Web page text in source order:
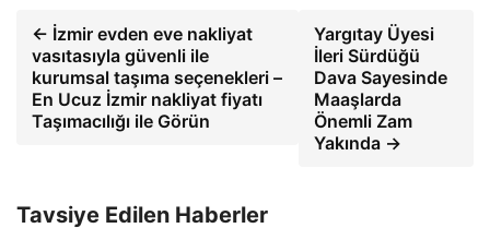
← İzmir evden eve nakliyat
vasıtasıyla güvenli ile
kurumsal taşıma seçenekleri –
En Ucuz İzmir nakliyat fiyatı
Taşımacılığı ile Görün
Yargıtay Üyesi
İleri Sürdüğü
Dava Sayesinde
Maaşlarda
Önemli Zam
Yakında →
Tavsiye Edilen Haberler